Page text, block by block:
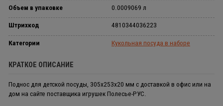
Объем в упаковке 0.0009069 л
Штрихкод 4810344036223
Категории Кукольная посуда в наборе
КРАТКОЕ ОПИСАНИЕ
Поднос для детской посуды, 305х253х20 мм с доставкой в офис или на
дом на сайте поставщика игрушек Полесье-РУС.